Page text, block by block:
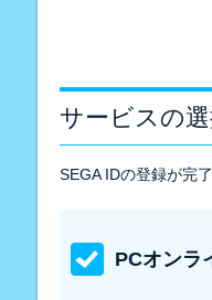
サービスの
SEGA IDの登録が完
PCオンラ